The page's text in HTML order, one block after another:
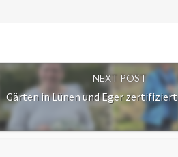
NEXT POST
Gärten in Lünen und Eger zertifiziert